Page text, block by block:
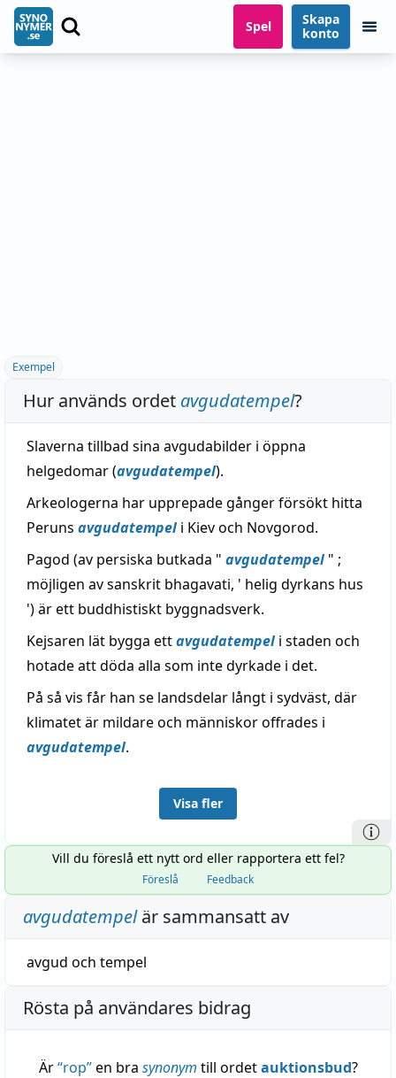
Spel
Skapa
konto
Exempel
Hur används ordet avgudatempel?
Slaverna tillbad sina avgudabilder i öppna
helgedomar (avgudatempel).
Arkeologerna har upprepade gånger försökt hitta
Peruns avgudatempeli Kiev och Novgorod.
Pagod (av persiska butkada " avgudatempel" ;
möjligen av sanskrit bhagavati, ' helig dyrkans hus
') är ett buddhistiskt byggnadsverk.
Kejsaren lät bygga ettavgudatempeli staden och
hotade att döda alla som inte dyrkade i det.
På så vis får han se landsdelar långt i sydväst, där
klimatet är mildare och människor offrades i
avgudatempel.
Visa fler
Vill du föreslå ett nytt ord eller rapportera ett fel?
Föreslå Feedback
avgudatempelär sammansatt av
avgud och tempel
Rösta på användares bidrag
Är“rop”en bra synonym till ordetauktionsbud?